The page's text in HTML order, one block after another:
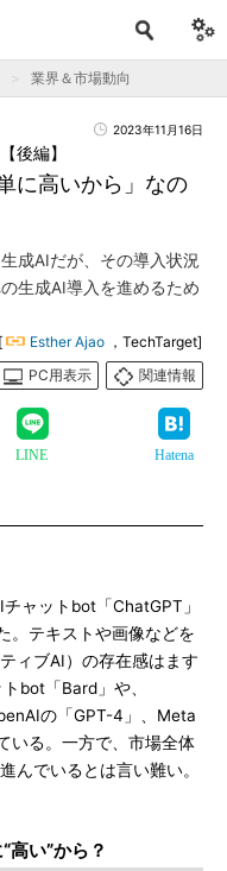
業界＆市場動向
2023年11月16日
に高いから」なの
後編】
成AIだが、その導入状況
生成AI導入を進めるため
[ Esther Ajao ，TechTarget]
PC用表示
関連情報
LINE Hatena
ャットbot「ChatGPT」
。テキストや画像などを
ィブAI）の存在感はます
bot「Bard」や、
の「GPT-4」、Meta
いる。一方で、市場全体
んでいるとは言い難い。
高い”から？